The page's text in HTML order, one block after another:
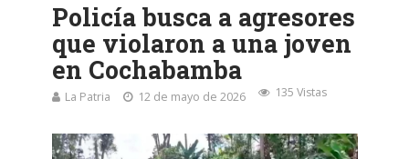
Policía busca a agresores
que violaron a una joven
en Cochabamba
La Patria 12 de mayo de 2026 135 Vistas